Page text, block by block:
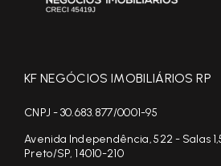
KF NEGÓCIOS IMOBILIÁRIOS RP
CNPJ - 30.683.877/0001-95
Avenida Independência, 522 - Salas
Preto/SP, 14010-210